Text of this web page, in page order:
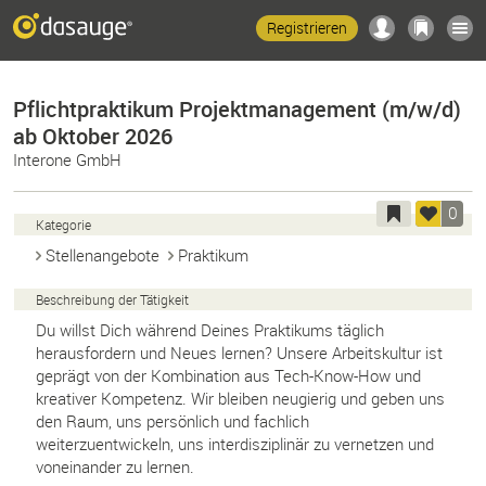
Registrieren
Pflichtpraktikum Projektmanagement (m/w/d)
ab Oktober 2026
Interone GmbH
Kategorie
0
Stellenangebote
Praktikum
Beschreibung der Tätigkeit
Du willst Dich während Deines Praktikums täglich
herausfordern und Neues lernen? Unsere Arbeitskultur ist
geprägt von der Kombination aus Tech-Know-How und
kreativer Kompetenz. Wir bleiben neugierig und geben uns
den Raum, uns persönlich und fachlich
weiterzuentwickeln, uns interdisziplinär zu vernetzen und
voneinander zu lernen.